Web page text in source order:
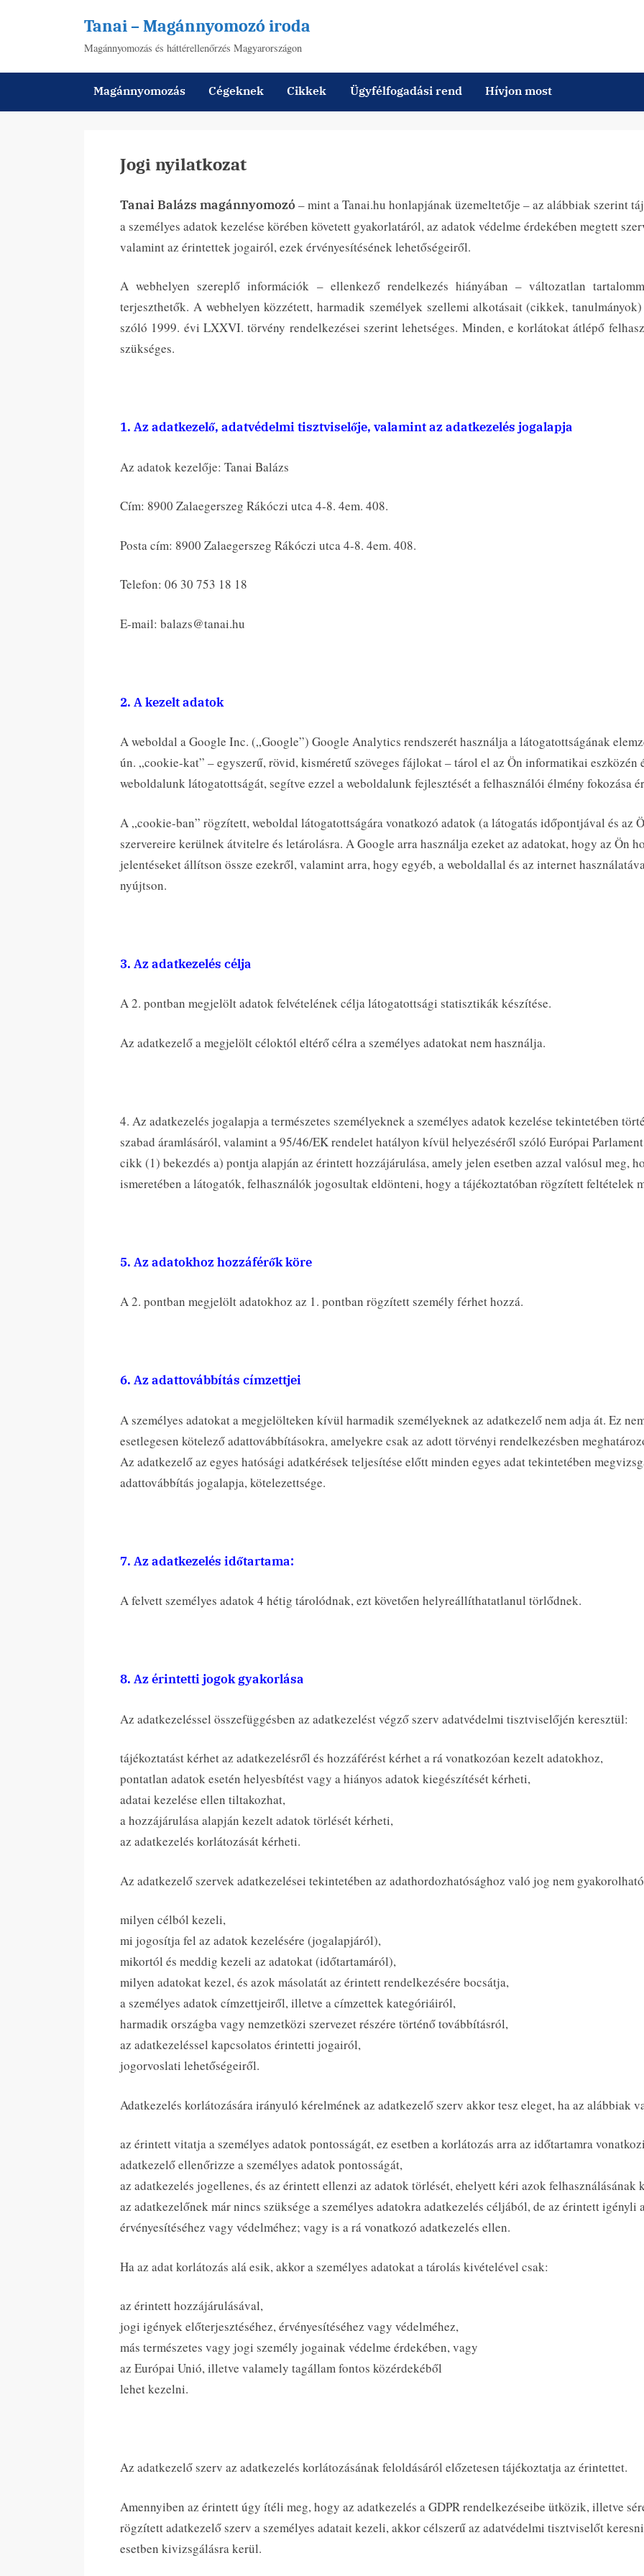
Tanai – Magánnyomozó iroda
Magánnyomozás és háttérellenőrzés Magyarországon
Magánnyomozás Cégeknek Cikkek Ügyfélfogadási rend Hívjon most
Jogi nyilatkozat
Tanai Balázs magánnyomozó – mint a Tanai.hu honlapjának üzemeltetője – az alábbiak szerint
a személyes adatok kezelése körében követett gyakorlatáról, az adatok védelme érdekében megtett
valamint az érintettek jogairól, ezek érvényesítésének lehetőségeiről.
A webhelyen szereplő információk – ellenkező rendelkezés hiányában – változatlan
terjeszthetők. A webhelyen közzétett, harmadik személyek szellemi alkotásait (cikkek,
szóló 1999. évi LXXVI. törvény rendelkezései szerint lehetséges. Minden, e korlátokat átlépő
szükséges.
1. Az adatkezelő, adatvédelmi tisztviselője, valamint az adatkezelés jogalapja
Az adatok kezelője: Tanai Balázs
Cím: 8900 Zalaegerszeg Rákóczi utca 4-8. 4em. 408.
Posta cím: 8900 Zalaegerszeg Rákóczi utca 4-8. 4em. 408.
Telefon: 06 30 753 18 18
E-mail: balazs@tanai.hu
2. A kezelt adatok
A weboldal a Google Inc. („Google”) Google Analytics rendszerét használja a látogatottságának
ún. „cookie-kat” – egyszerű, rövid, kisméretű szöveges fájlokat – tárol el az Ön informatikai eszközén
weboldalunk látogatottságát, segítve ezzel a weboldalunk fejlesztését a felhasználói élmény fokozása
A „cookie-ban” rögzített, weboldal látogatottságára vonatkozó adatok (a látogatás időpontjával és az
szervereire kerülnek átvitelre és letárolásra. A Google arra használja ezeket az adatokat, hogy az Ön
jelentéseket állítson össze ezekről, valamint arra, hogy egyéb, a weboldallal és az internet
nyújtson.
3. Az adatkezelés célja
A 2. pontban megjelölt adatok felvételének célja látogatottsági statisztikák készítése.
Az adatkezelő a megjelölt céloktól eltérő célra a személyes adatokat nem használja.
4. Az adatkezelés jogalapja a természetes személyeknek a személyes adatok kezelése tekintetében
szabad áramlásáról, valamint a 95/46/EK rendelet hatályon kívül helyezéséről szóló Európai
cikk (1) bekezdés a) pontja alapján az érintett hozzájárulása, amely jelen esetben azzal valósul meg,
ismeretében a látogatók, felhasználók jogosultak eldönteni, hogy a tájékoztatóban rögzített feltételek
5. Az adatokhoz hozzáférők köre
A 2. pontban megjelölt adatokhoz az 1. pontban rögzített személy férhet hozzá.
6. Az adattovábbítás címzettjei
A személyes adatokat a megjelölteken kívül harmadik személyeknek az adatkezelő nem adja át. Ez
esetlegesen kötelező adattovábbításokra, amelyekre csak az adott törvényi rendelkezésben
Az adatkezelő az egyes hatósági adatkérések teljesítése előtt minden egyes adat tekintetében
adattovábbítás jogalapja, kötelezettsége.
7. Az adatkezelés időtartama:
A felvett személyes adatok 4 hétig tárolódnak, ezt követően helyreállíthatatlanul törlődnek.
8. Az érintetti jogok gyakorlása
Az adatkezeléssel összefüggésben az adatkezelést végző szerv adatvédelmi tisztviselőjén keresztül:
tájékoztatást kérhet az adatkezelésről és hozzáférést kérhet a rá vonatkozóan kezelt adatokhoz,
pontatlan adatok esetén helyesbítést vagy a hiányos adatok kiegészítését kérheti,
adatai kezelése ellen tiltakozhat,
a hozzájárulása alapján kezelt adatok törlését kérheti,
az adatkezelés korlátozását kérheti.
Az adatkezelő szervek adatkezelései tekintetében az adathordozhatósághoz való jog nem
milyen célból kezeli,
mi jogosítja fel az adatok kezelésére (jogalapjáról),
mikortól és meddig kezeli az adatokat (időtartamáról),
milyen adatokat kezel, és azok másolatát az érintett rendelkezésére bocsátja,
a személyes adatok címzettjeiről, illetve a címzettek kategóriáiról,
harmadik országba vagy nemzetközi szervezet részére történő továbbításról,
az adatkezeléssel kapcsolatos érintetti jogairól,
jogorvoslati lehetőségeiről.
Adatkezelés korlátozására irányuló kérelmének az adatkezelő szerv akkor tesz eleget, ha az alábbiak
az érintett vitatja a személyes adatok pontosságát, ez esetben a korlátozás arra az időtartamra
adatkezelő ellenőrizze a személyes adatok pontosságát,
az adatkezelés jogellenes, és az érintett ellenzi az adatok törlését, ehelyett kéri azok felhasználásának
az adatkezelőnek már nincs szüksége a személyes adatokra adatkezelés céljából, de az érintett
érvényesítéséhez vagy védelméhez; vagy is a rá vonatkozó adatkezelés ellen.
Ha az adat korlátozás alá esik, akkor a személyes adatokat a tárolás kivételével csak:
az érintett hozzájárulásával,
jogi igények előterjesztéséhez, érvényesítéséhez vagy védelméhez,
más természetes vagy jogi személy jogainak védelme érdekében, vagy
az Európai Unió, illetve valamely tagállam fontos közérdekéből
lehet kezelni.
Az adatkezelő szerv az adatkezelés korlátozásának feloldásáról előzetesen tájékoztatja az érintettet.
Amennyiben az érintett úgy ítéli meg, hogy az adatkezelés a GDPR rendelkezéseibe ütközik, illetve
rögzített adatkezelő szerv a személyes adatait kezeli, akkor célszerű az adatvédelmi tisztviselőt
esetben kivizsgálásra kerül.